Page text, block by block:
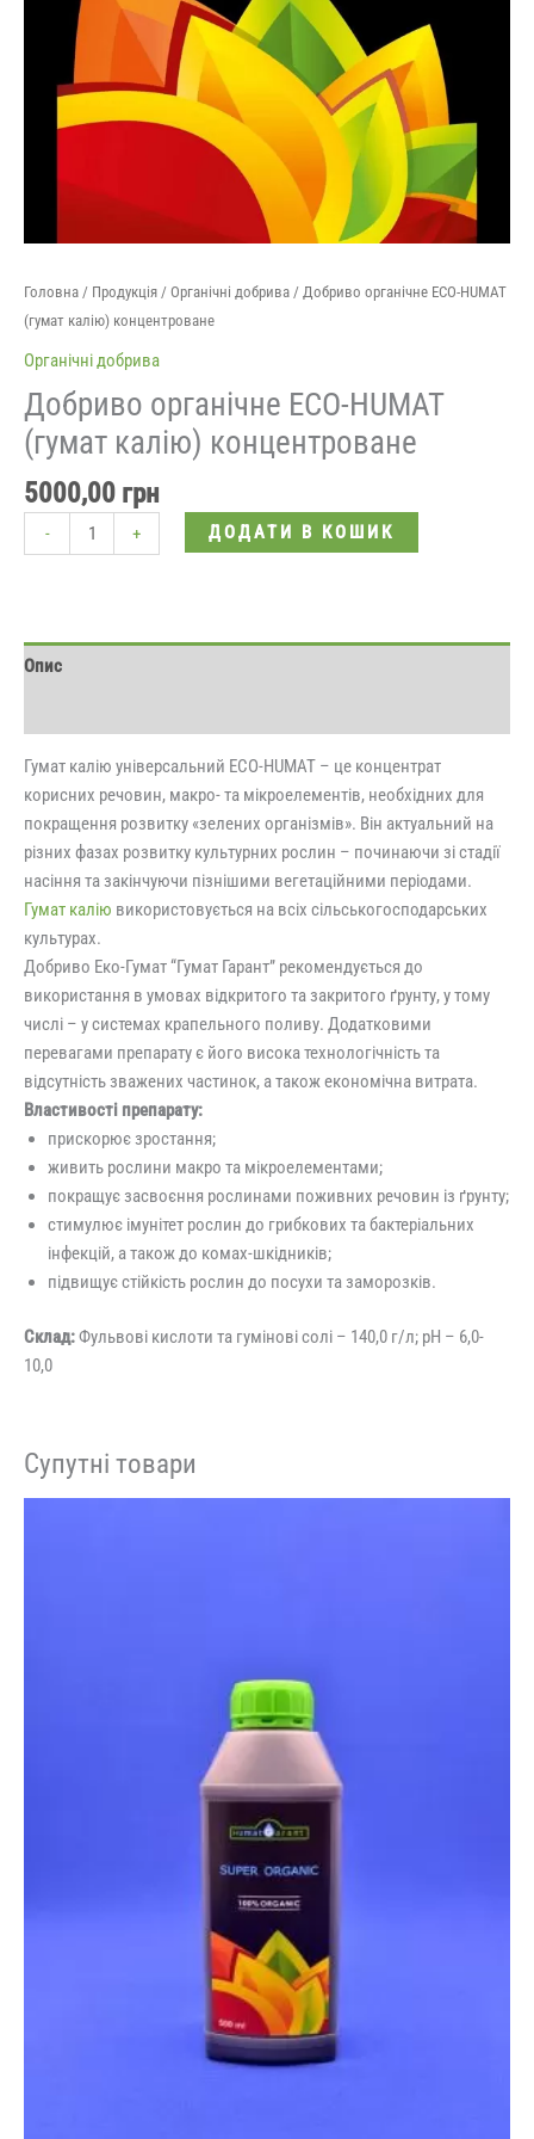
Головна / Продукція / Органічні добрива / Добриво органічне ECO-HUMAT
(гумат калію) концентроване
Органічні добрива
Добриво органічне ECO-HUMAT
(гумат калію) концентроване
5000,00 грн
- + ДОДАТИ В КОШИК
Опис
Гумат калію універсальний ECO-HUMAT – це концентрат
корисних речовин, макро- та мікроелементів, необхідних для
покращення розвитку «зелених організмів». Він актуальний на
різних фазах розвитку культурних рослин – починаючи зі стадії
насіння та закінчуючи пізнішими вегетаційними періодами.
Гумат калію використовується на всіх сільськогосподарських
культурах.
Добриво Еко-Гумат “Гумат Гарант” рекомендується до
використання в умовах відкритого та закритого ґрунту, у тому
числі – у системах крапельного поливу. Додатковими
перевагами препарату є його висока технологічність та
відсутність зважених частинок, а також економічна витрата.
Властивості препарату:
прискорює зростання;
живить рослини макро та мікроелементами;
покращує засвоєння рослинами поживних речовин із ґрунту;
стимулює імунітет рослин до грибкових та бактеріальних
інфекцій, а також до комах-шкідників;
підвищує стійкість рослин до посухи та заморозків.
Склад:Фульвові кислоти та гумінові солі – 140,0 г/л; рН – 6,0-
10,0
Супутні товари